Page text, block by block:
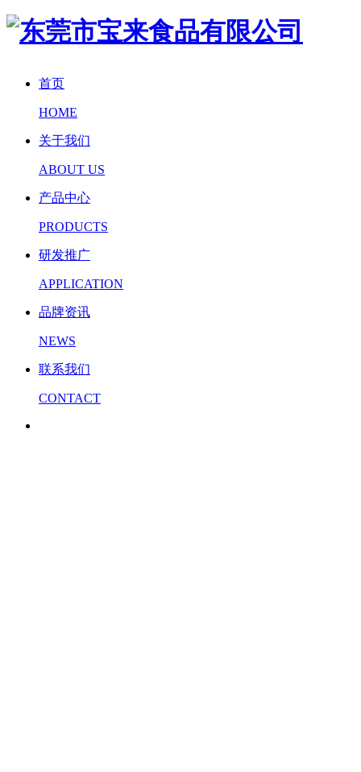
首页
HOME
关于我们
ABOUT US
产品中心
PRODUCTS
研发推广
APPLICATION
品牌资讯
NEWS
联系我们
CONTACT